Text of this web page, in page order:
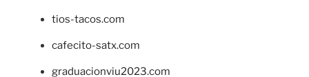
tios-tacos.com
cafecito-satx.com
graduacionviu2023.com